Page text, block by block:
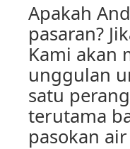
Apakah
pasaran?
Kami akan
unggulan
satu
terutama
pasokan